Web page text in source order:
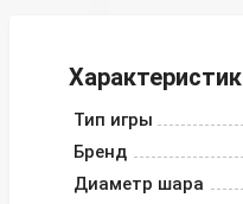
Тип игры
Бренд
Диаметр шара